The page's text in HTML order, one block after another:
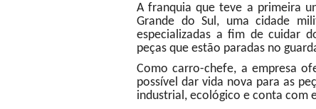
A franquia que teve a primeira
Grande do Sul, uma cidade
especializadas a fim de cuidar
peças que estão paradas no
Como carro-chefe, a empresa
possível dar vida nova para as
industrial, ecológico e conta com